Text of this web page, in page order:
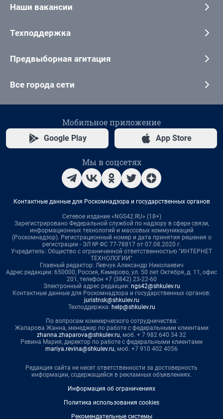
Наши вакансии
Техподдержка
Предвыборная агитация
Все города сети
Мобильное приложение
Google Play App Store
Мы в соцсетях
Контактные данные для Роскомнадзора и государственных органов
Сетевое издание «NGS42.RU» (18+)
Зарегистрировано Федеральной службой по надзору в сфере связи,
информационных технологий и массовых коммуникаций
(Роскомнадзор). Регистрационный номер и дата принятия решения о
регистрации - ЭЛ № ФС 77-78817 от 07.08.2020 г.
Учредитель: Общество с ограниченной ответственностью "ИНТЕРНЕТ
ТЕХНОЛОГИИ"
Главный редактор: Левчук Александр Николаевич
Адрес редакции: 650000, Россия, Кемерово, ул. 50 лет Октября, д. 11, офис
201, телефон +7 (3842) 23-22-60
Электронный адрес редакции: ngs42@shkulev.ru
Контактные данные для Роскомнадзора и государственных органов:
juristnsk@shkulev.ru
Техподдержка: help@shkulev.ru
По вопросам коммерческого сотрудничества:
Жапарова Жанна, менеджер по работе с федеральными клиентами
zhanna.zhaparova@shkulev.ru, моб. + 7 982 640 34 32
Ревина Мария, директор по работе с федеральными клиентами
mariya.revina@shkulev.ru, моб. +7 910 402 4056
Редакция сайта не несет ответственности за достоверность
информации, содержащейся в рекламных объявлениях.
Информация об ограничениях
Политика использования cookies
Рекомендательные системы